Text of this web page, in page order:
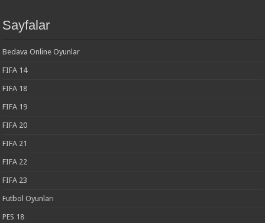
Sayfalar
Bedava Online Oyunlar
FIFA 14
FIFA 18
FIFA 19
FIFA 20
FIFA 21
FIFA 22
FIFA 23
Futbol Oyunları
PES 18